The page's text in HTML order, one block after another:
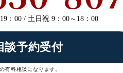
：00 / 土日祝 9：00～18：00
談予約受付
有料相談になります。